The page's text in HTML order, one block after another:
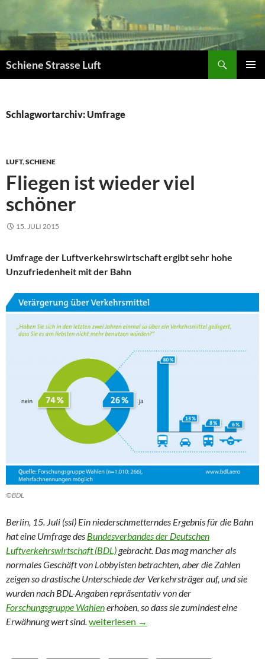
springen
Schiene Strasse Luft
Schlagwortarchiv: Umfrage
LUFT,SCHIENE
Fliegen ist wieder viel
schöner
15. JULI 2015
Umfrage der Luftverkehrswirtschaft ergibt sehr hohe
Unzufriedenheit mit der Bahn
©BDL
Berlin, 15. Juli (ssl) Ein niederschmetterndes Ergebnis für die Bahn
hat eine Umfrage des Bundesverbandes der Deutschen
Luftverkehrswirtschaft (BDL) gebracht. Das mag mancher als
normales Geschäft von Lobbyisten betrachten, aber die Zahlen
zeigen so drastische Unterschiede der Verkehrsträger auf, und sie
wurden nach BDL-Angaben repräsentativ von der
Forschungsgruppe Wahlenerhoben, so dass sie zumindest eine
Erwähnung wert sind.Fliegen ist wieder viel schöner
weiterlesen →